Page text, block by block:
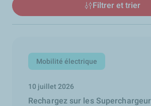
Filtrer et trier
Mobilité électrique
10 juillet 2026
Rechargez sur les